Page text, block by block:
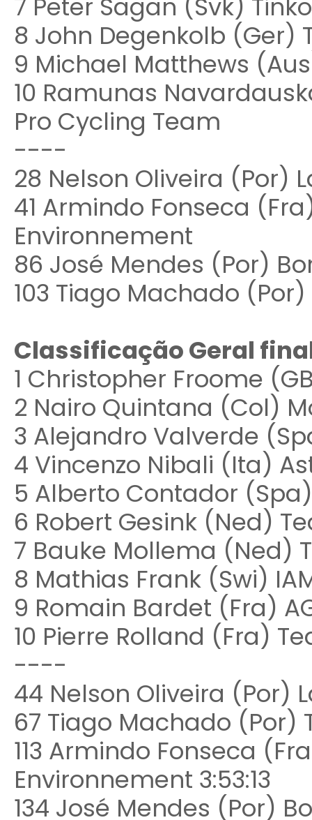
7 Peter Sagan (Svk)
8 John Degenkolb (Ger)
9 Michael Matthews
10 Ramunas
Pro Cycling Team
----
28 Nelson Oliveira (Por)
41 Armindo Fonseca
Environnement
86 José Mendes (Por)
103 Tiago Machado
Classificação Geral
1 Christopher Froome
2 Nairo Quintana (Col)
3 Alejandro Valverde
4 Vincenzo Nibali (Ita)
5 Alberto Contador
6 Robert Gesink (Ned)
7 Bauke Mollema (Ned)
8 Mathias Frank (Swi)
9 Romain Bardet (Fra)
10 Pierre Rolland (Fra)
----
44 Nelson Oliveira (Por)
67 Tiago Machado (Por)
113 Armindo Fonseca
Environnement 3:53:13
134 José Mendes (Por)